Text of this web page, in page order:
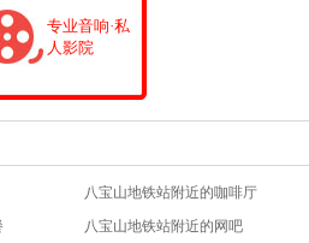
专业音响·私
人影院
八宝山地铁站附近的咖啡厅
八宝山地铁站附近的网吧